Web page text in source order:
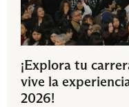
¡Explora tu
vive la
2026!